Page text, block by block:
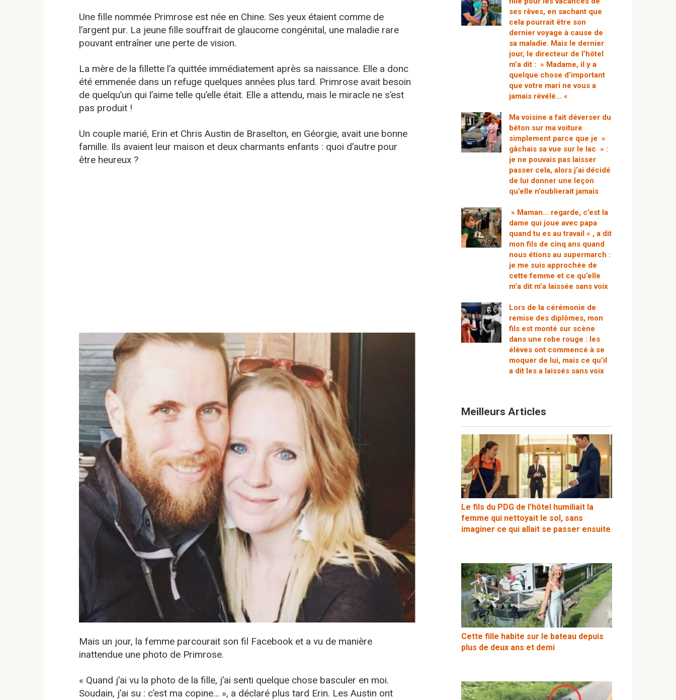
Une fille nommée Primrose est née en Chine. Ses yeux étaient comme de
l’argent pur. La jeune fille souffrait de glaucome congénital, une maladie rare
pouvant entraîner une perte de vision.
La mère de la fillette l’a quittée immédiatement après sa naissance. Elle a donc
été emmenée dans un refuge quelques années plus tard. Primrose avait besoin
de quelqu’un qui l’aime telle qu’elle était. Elle a attendu, mais le miracle ne s’est
pas produit !
Un couple marié, Erin et Chris Austin de Braselton, en Géorgie, avait une bonne
famille. Ils avaient leur maison et deux charmants enfants : quoi d’autre pour
être heureux ?
Mais un jour, la femme parcourait son fil Facebook et a vu de manière
inattendue une photo de Primrose.
« Quand j’ai vu la photo de la fille, j’ai senti quelque chose basculer en moi.
Soudain, j’ai su : c’est ma copine… », a déclaré plus tard Erin. Les Austin ont
ses rêves, en sachant que
cela pourrait être son
dernier voyage à cause de
sa maladie. Mais le dernier
jour, le directeur de l’hôtel
m’a dit : » Madame, il y a
quelque chose d’important
que votre mari ne vous a
jamais révélé… «
Ma voisine a fait déverser du
béton sur ma voiture
simplement parce que je »
gâchais sa vue sur le lac » :
je ne pouvais pas laisser
passer cela, alors j’ai décidé
de lui donner une leçon
qu’elle n’oublierait jamais
» Maman… regarde, c’est la
dame qui joue avec papa
quand tu es au travail « , a dit
mon fils de cinq ans quand
nous étions au supermarch :
je me suis approchée de
cette femme et ce qu’elle
m’a dit m’a laissée sans voix
Lors de la cérémonie de
remise des diplômes, mon
fils est monté sur scène
dans une robe rouge : les
élèves ont commencé à se
moquer de lui, mais ce qu’il
a dit les a laissés sans voix
Meilleurs Articles
Le fils du PDG de l’hôtel humiliait la
femme qui nettoyait le sol, sans
imaginer ce qui allait se passer ensuite
Cette fille habite sur le bateau depuis
plus de deux ans et demi